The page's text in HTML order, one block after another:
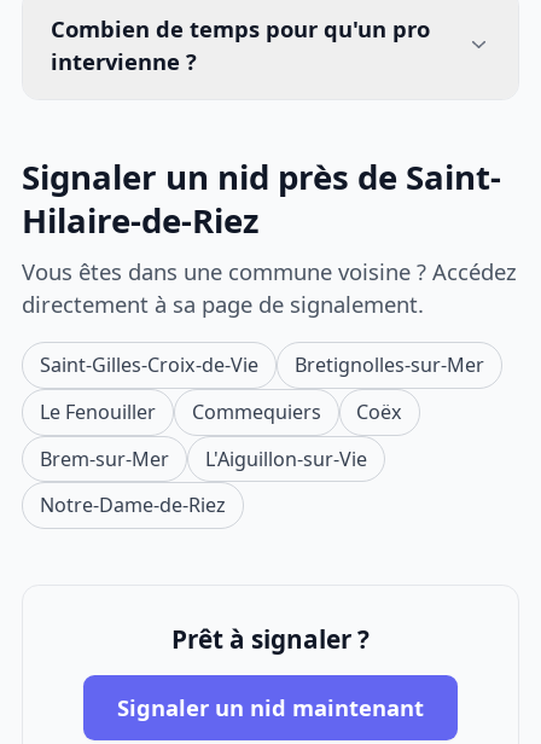
Combien de temps pour qu'un pro
intervienne ?
Signaler un nid près de Saint-
Hilaire-de-Riez
Vous êtes dans une commune voisine ? Accédez
directement à sa page de signalement.
Saint-Gilles-Croix-de-Vie
Bretignolles-sur-Mer
Le Fenouiller
Commequiers
Coëx
Brem-sur-Mer
L'Aiguillon-sur-Vie
Notre-Dame-de-Riez
Prêt à signaler ?
Signaler un nid maintenant